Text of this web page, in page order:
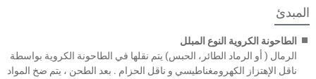
المبدئ
الطاحونة الكروية النوع المبلل
الرمال ( أو الرماد الطائر، الحبس) يتم نقلها في الطاحونة الكروية بواسطة
ناقل الإهتزاز الكهرومغناطيسي و ناقل الحزام . بعد الطحن ، يتم ضخ المواد